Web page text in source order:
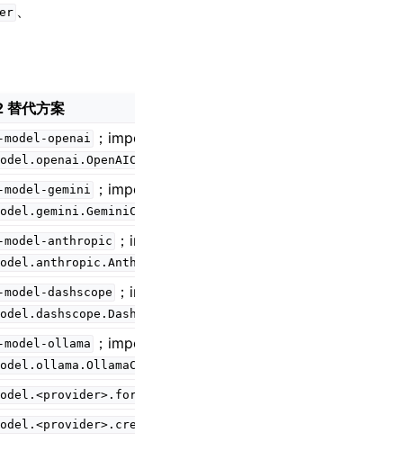
、
替代方案
openai ；import
gemini ；import
model-anthropic ；import
dashscope ；import
ollama ；import